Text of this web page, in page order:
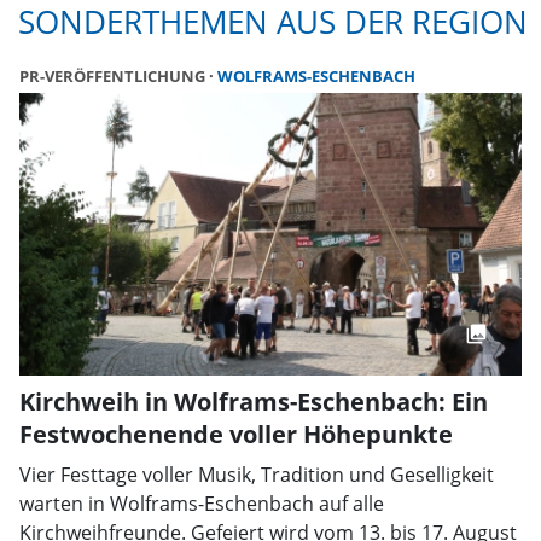
SONDERTHEMEN AUS DER REGION
PR-VERÖFFENTLICHUNG WOLFRAMS-ESCHENBACH
Kirchweih in Wolframs-Eschenbach: Ein
Festwochenende voller Höhepunkte
Vier Festtage voller Musik, Tradition und Geselligkeit
warten in Wolframs-Eschenbach auf alle
Kirchweihfreunde. Gefeiert wird vom 13. bis 17. August